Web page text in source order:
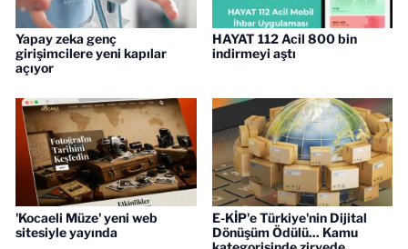
Yapay zeka genç
girişimcilere yeni kapılar
açıyor
HAYAT 112 Acil 800 bin
indirmeyi aştı
'Kocaeli Müze' yeni web
sitesiyle yayında
E-KİP'e Türkiye'nin Dijital
Dönüşüm Ödülü... Kamu